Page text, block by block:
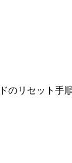
リセット手